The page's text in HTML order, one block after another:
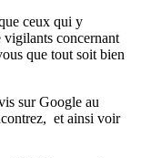
ceux qui y
vigilants concernant
que tout soit bien
sur Google au
et ainsi voir